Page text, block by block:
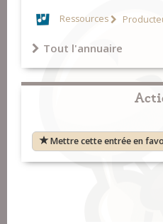
Ressources
Tout l'annuaire
Mettre cette entrée en